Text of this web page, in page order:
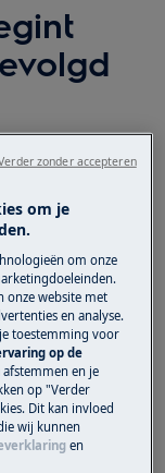
met de
uit het
van de
om je
om onze
onze website met
en analyse.
toestemming voor
op de
afstemmen en je
op "Verder
Dit kan invloed
wij kunnen
en
zonder accepteren